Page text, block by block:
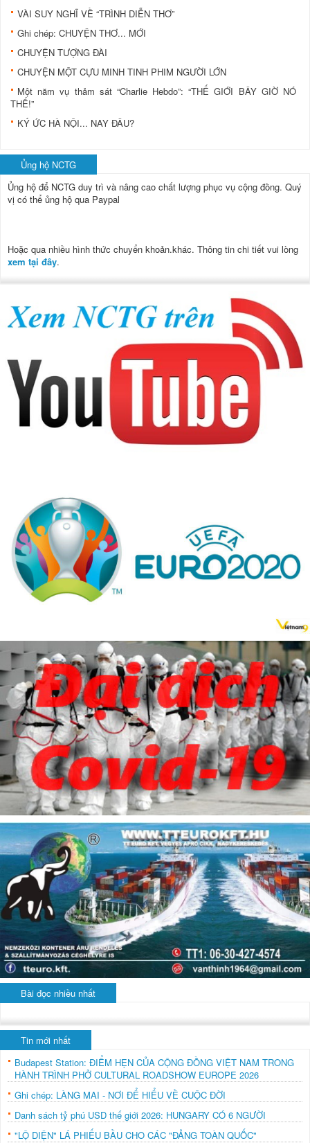
VÀI SUY NGHĨ VỀ “TRÌNH DIỄN THƠ”
Ghi chép: CHUYỆN THƠ... MỚI
CHUYỆN TƯỢNG ĐÀI
CHUYỆN MỘT CỰU MINH TINH PHIM NGƯỜI LỚN
Một năm vụ thảm sát “Charlie Hebdo”: “THẾ GIỚI BÂY GIỜ NÓ
THẾ!”
KÝ ỨC HÀ NỘI... NAY ĐÂU?
Ủng hộ NCTG
Ủng hộ để NCTG duy trì và nâng cao chất lượng phục vụ cộng đồng. Quý
vị có thể ủng hộ qua Paypal
Hoặc qua nhiều hình thức chuyển khoản.khác. Thông tin chi tiết vui lòng
xem tại đây.
Bài đọc nhiều nhất
Tin mới nhất
Budapest Station: ĐIỂM HẸN CỦA CỘNG ĐỒNG VIỆT NAM TRONG
HÀNH TRÌNH PHỞ CULTURAL ROADSHOW EUROPE 2026
Ghi chép: LÀNG MAI - NƠI ĐỂ HIỂU VỀ CUỘC ĐỜI
Danh sách tỷ phú USD thế giới 2026: HUNGARY CÓ 6 NGƯỜI
"LỘ DIỆN" LÁ PHIẾU BẦU CHO CÁC "ĐẢNG TOÀN QUỐC"